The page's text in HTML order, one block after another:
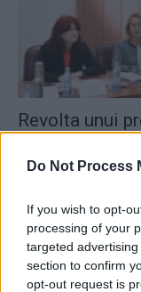
Do Not Process
If you wish to opt-
processing of your
targeted
section to confirm
opt-out request is
Revolta unui
Matei Udrea - joi, 29
Netejoru,
PSD a
Redacţia - vineri, 24